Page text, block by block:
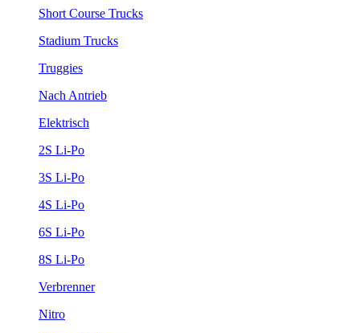
Short Course Trucks
Stadium Trucks
Truggies
Nach Antrieb
Elektrisch
2S Li-Po
3S Li-Po
4S Li-Po
6S Li-Po
8S Li-Po
Verbrenner
Nitro